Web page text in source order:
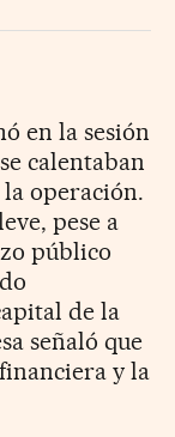
en la sesión
calentaban
operación.
pese a
público
de la
señaló que
y la